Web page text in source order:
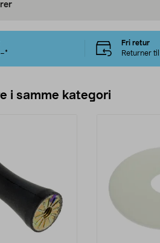
Fri retur
Returner
i samme kategori